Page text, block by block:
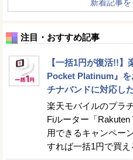
新着記事
注目・おすすめ記事
【一括1円が復活!!
Pocket Platinum』を
チナバンドに対応し
楽天モバイルのプラ
Fiルーター「Rakuten
用できるキャンペー
すれば一括1円で買え